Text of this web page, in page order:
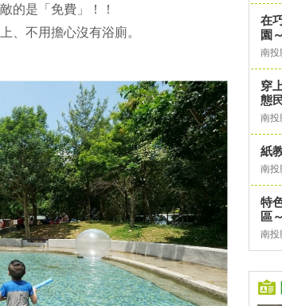
的是「免費」！！
、不用擔心沒有浴廁。
在
園
南投
穿
態
南投
紙
南投
特
區
南投